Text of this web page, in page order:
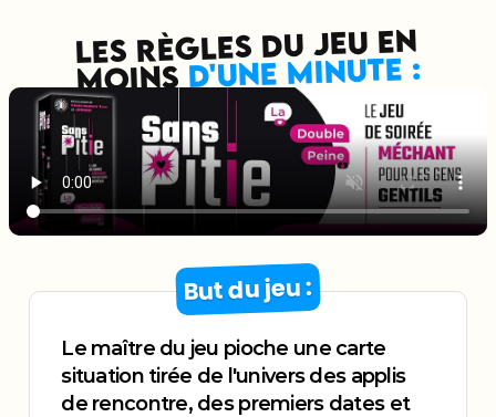
LES RÈGLES DU JEU EN
MOINS D'UNE MINUTE :
But du jeu :
Le maître du jeu pioche une carte
situation tirée de l'univers des applis
de rencontre, des premiers dates et